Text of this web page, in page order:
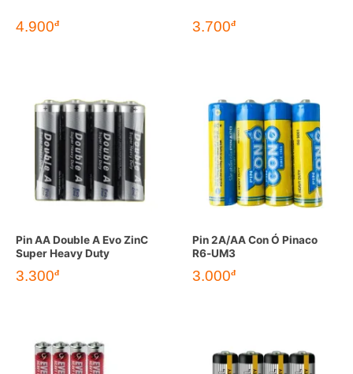
4.900đ 3.700đ
Pin AA Double A Evo ZinC
Super Heavy Duty
3.300đ
Pin 2A/AA Con Ó Pinaco
R6-UM3
3.000đ